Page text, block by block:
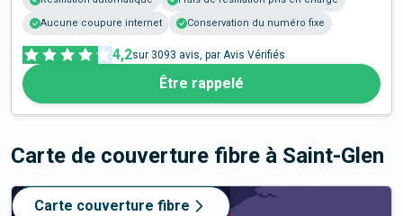
Aucune coupure internet
Conservation du numéro fixe
4,2sur 3093 avis, par Avis Vérifiés
Être rappelé
Carte de couverture fibre à Saint-Glen
Carte couverture fibre